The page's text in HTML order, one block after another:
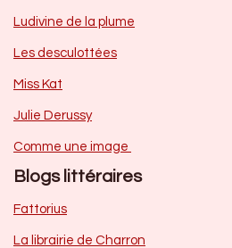
Ludivine de la plume
Les desculottées
Miss Kat
Julie Derussy
Comme une image
Blogs littéraires
Fattorius
La librairie de Charron